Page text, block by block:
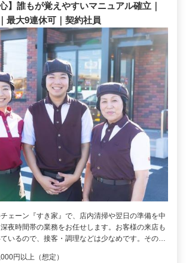
】誰もが覚えやすいマニュアル確立｜
最大9連休可｜契約社員
ェーン『すき家』で、店内清掃や翌日の準備を中
夜時間帯の業務をお任せします。お客様の来店も
いるので、接客・調理などは少なめです。その…
円以上（想定）